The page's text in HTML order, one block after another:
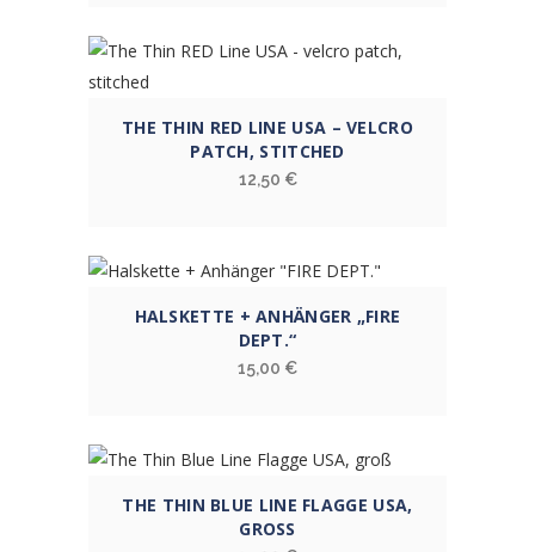
THE THIN RED LINE USA – VELCRO
PATCH, STITCHED
12,50 €
HALSKETTE + ANHÄNGER „FIRE
DEPT.“
15,00 €
THE THIN BLUE LINE FLAGGE USA,
GROSS